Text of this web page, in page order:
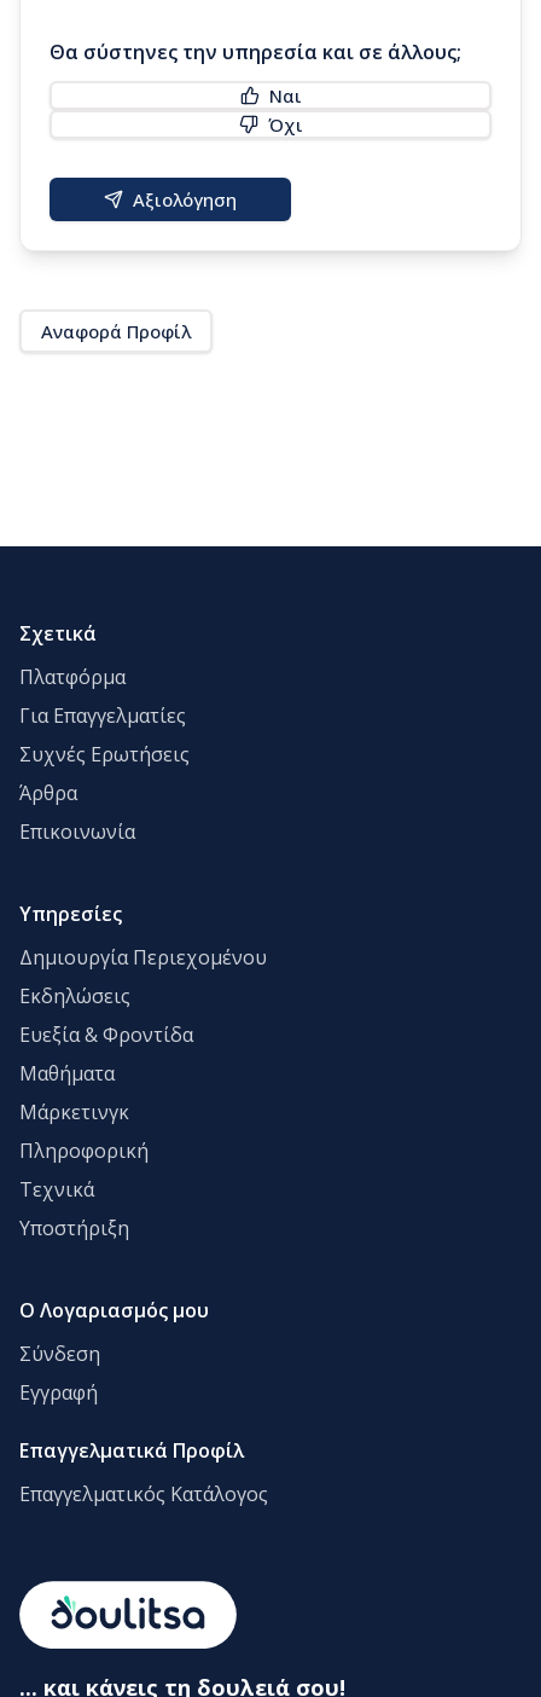
Θα σύστηνες την υπηρεσία και σε άλλους;
Ναι
Όχι
Αξιολόγηση
Αναφορά Προφίλ
Σχετικά
Πλατφόρμα
Για Επαγγελματίες
Συχνές Ερωτήσεις
Άρθρα
Επικοινωνία
Υπηρεσίες
Δημιουργία Περιεχομένου
Εκδηλώσεις
Ευεξία & Φροντίδα
Μαθήματα
Μάρκετινγκ
Πληροφορική
Τεχνικά
Υποστήριξη
Ο Λογαριασμός μου
Σύνδεση
Εγγραφή
Επαγγελματικά Προφίλ
Επαγγελματικός Κατάλογος
... και κάνεις τη δουλειά σου!